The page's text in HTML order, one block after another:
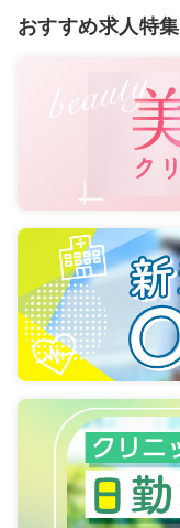
おすすめ求人特集